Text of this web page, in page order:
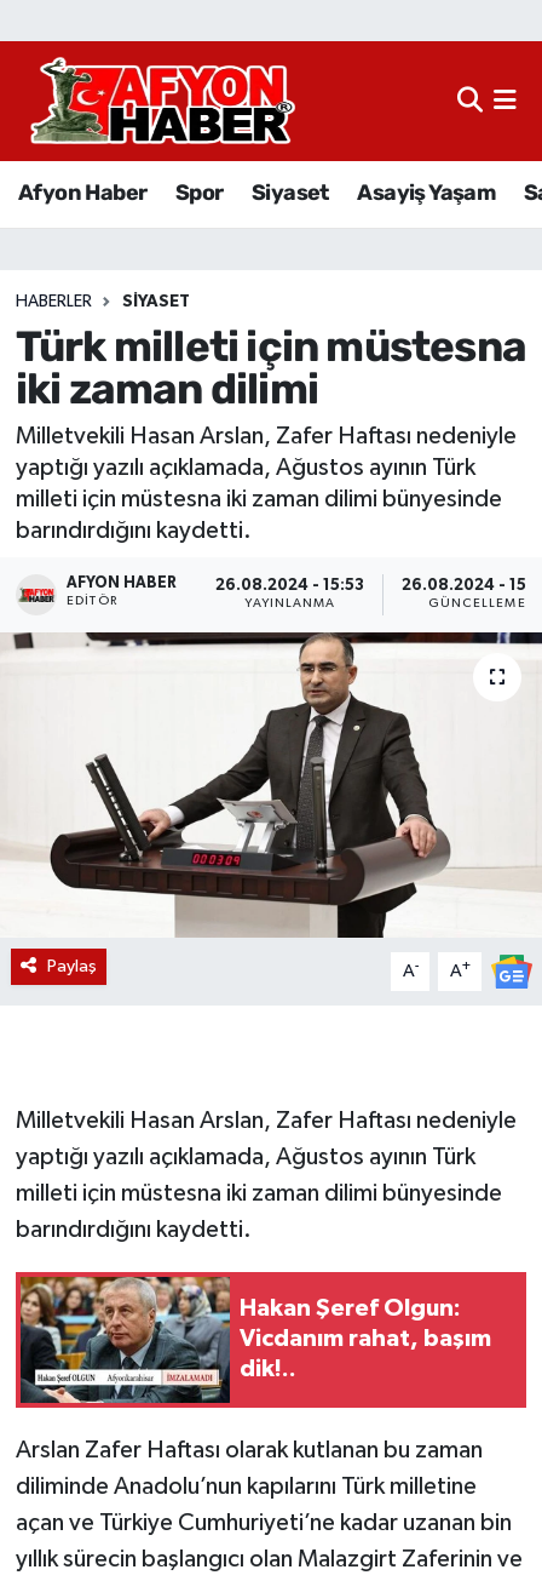
Afyon Haber Spor Siyaset Asayiş Yaşam
HABERLER SIYASET
Türk milleti için müstesna
iki zaman dilimi
Milletvekili Hasan Arslan, Zafer Haftası nedeniyle
yaptığı yazılı açıklamada, Ağustos ayının Türk
milleti için müstesna iki zaman dilimi bünyesinde
barındırdığını kaydetti.
AFYON HABER
EDITÖR
26.08.2024 - 15:53
YAYINLANMA
26.08.2024 -
GÜNCELLEME
Paylaş A- A+
Milletvekili Hasan Arslan, Zafer Haftası nedeniyle
yaptığı yazılı açıklamada, Ağustos ayının Türk
milleti için müstesna iki zaman dilimi bünyesinde
barındırdığını kaydetti.
Hakan Şeref Olgun:
Vicdanım rahat, başım
dik!..
Arslan Zafer Haftası olarak kutlanan bu zaman
diliminde Anadolu’nun kapılarını Türk milletine
açan ve Türkiye Cumhuriyeti’ne kadar uzanan bin
yıllık sürecin başlangıcı olan Malazgirt Zaferinin ve
Afyon Haber
Sağlık
Eğitim
Sivil Toplum
Ekonomi
Magazin
Etkinlikler